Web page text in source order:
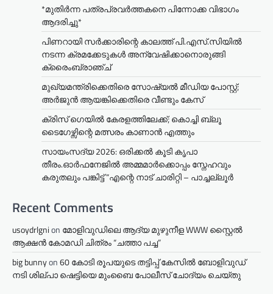
*മുതിർന്ന പത്രപ്രവർത്തകനെ പിന്നോക്ക വിഭാഗം
ആദരിച്ചു*
പിണറായി സർക്കാരിന്റെ കാലത്ത് പി.എസ്.സിയിൽ
നടന്ന ക്രമക്കേടുകൾ അന്വേഷിക്കാനൊരുങ്ങി
ക്രൈംബ്രാഞ്ച്
മുഖ്യമന്ത്രിക്കെതിരെ സോഷ്യൽ മീഡിയ പോസ്റ്റ്;
അർജുൻ ആയങ്കിക്കെതിരെ വീണ്ടും കേസ്
ക്രിസ് ഗെയിൽ കേരളത്തിലേക്ക്; കൊച്ചി ബ്ലൂ
ടൈഗേഴ്സിന്റെ മത്സരം കാണാൻ എത്തും
സായംസദ്യ 2026: ഒരിക്കൽ കൂടി കൃപാ
തീരം.ഓർഫനേജിൽ അമ്മമാർക്കൊപ്പം സ്നേഹവും
കരുതലും പങ്കിട്ട് “എന്റെ നാട് ചാരിറ്റി – പാച്ചല്ലൂർ
Recent Comments
usoydrlgnion മോളിവുഡിലെ ആദ്യ മുഴുനീള WWW സ്റ്റൈൽ
ആക്ഷൻ കോമഡി ചിത്രം “ചത്താ പച്ച”
big bunnyon60 കോടി രൂപയുടെ തട്ടിപ്പ് കേസിൽ ബോളിവുഡ്
നടി ശില്പാ ഷെട്ടിയെ മുംബൈ പോലീസ് ചോദ്യം ചെയ്തു